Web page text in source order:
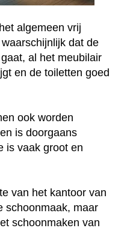
algemeen vrij
dat de
al het meubilair
en de toiletten goed
ook worden
is doorgaans
is vaak groot en
van het kantoor van
schoonmaak, maar
schoonmaken van